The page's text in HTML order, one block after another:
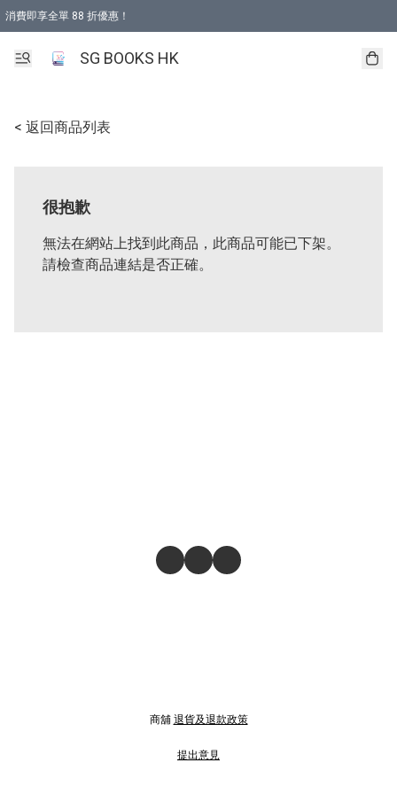
消費即享全單 88 折優惠！
SG BOOKS HK
< 返回商品列表
很抱歉
無法在網站上找到此商品，此商品可能已下架。
請檢查商品連結是否正確。
商舖 退貨及退款政策
提出意見